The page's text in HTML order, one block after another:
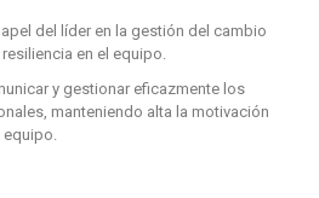
del líder en la gestión del cambio
en el equipo.
y gestionar eficazmente los
manteniendo alta la motivación